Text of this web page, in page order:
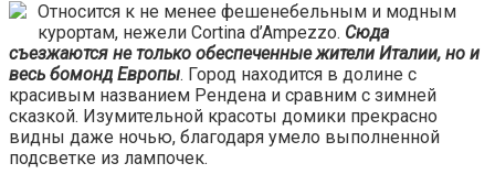
Относится к не менее фешенебельным и модным
курортам, нежели Cortina d’Ampezzo. Сюда
съезжаются не только обеспеченные жители Италии, но и
весь бомонд Европы. Город находится в долине с
красивым названием Рендена и сравним с зимней
сказкой. Изумительной красоты домики прекрасно
видны даже ночью, благодаря умело выполненной
подсветке из лампочек.